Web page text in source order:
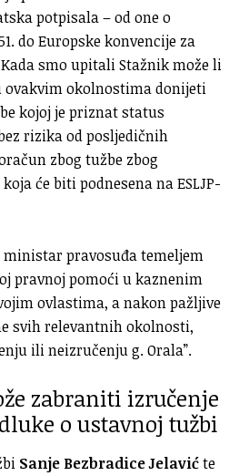
potpisala – od one o
do Europske konvencije za
smo upitali Stažnik može li
okolnostima donijeti
kojoj je priznat status
rizika od posljedičnih
zbog tužbe zbog
će biti podnesena na ESLJP-
ministar pravosuđa temeljem
pravnoj pomoći u kaznenim
ovlastima, a nakon pažljive
svih relevantnih okolnosti,
ili neizručenju g. Orala”.
zabraniti izručenje
o ustavnoj tužbi
Sanje Bezbradice Jelavićte